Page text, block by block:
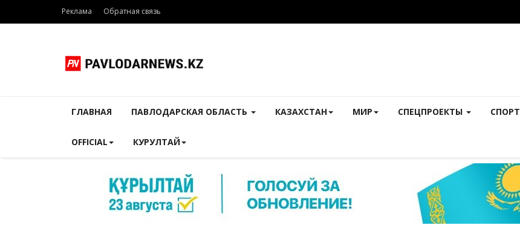
Реклама Обратная связь
ГЛАВНАЯ ПАВЛОДАРСКАЯ ОБЛАСТЬ КАЗАХСТАН МИР СПЕЦПРОЕКТЫ СПОРТ
OFFICIAL КУРУЛТАЙ